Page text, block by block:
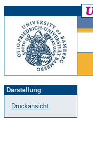
Darstellung
Druckansicht